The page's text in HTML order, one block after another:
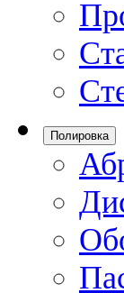
Полировка